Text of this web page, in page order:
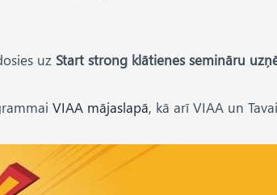
uz Start strong klātienes semināru
VIAA mājaslapā, kā arī VIAA un